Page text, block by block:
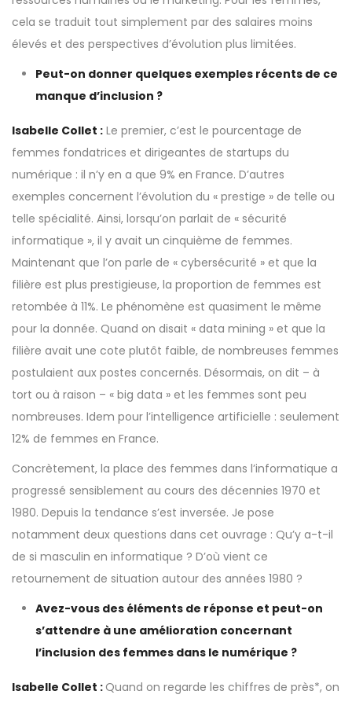
cela se traduit tout simplement par des salaires moins
élevés et des perspectives d’évolution plus limitées.
Peut-on donner quelques exemples récents de ce
manque d’inclusion ?
Isabelle Collet : Le premier, c’est le pourcentage de
femmes fondatrices et dirigeantes de startups du
numérique : il n’y en a que 9% en France. D’autres
exemples concernent l’évolution du « prestige » de telle ou
telle spécialité. Ainsi, lorsqu’on parlait de « sécurité
informatique », il y avait un cinquième de femmes.
Maintenant que l’on parle de « cybersécurité » et que la
filière est plus prestigieuse, la proportion de femmes est
retombée à 11%. Le phénomène est quasiment le même
pour la donnée. Quand on disait « data mining » et que la
filière avait une cote plutôt faible, de nombreuses femmes
postulaient aux postes concernés. Désormais, on dit – à
tort ou à raison – « big data » et les femmes sont peu
nombreuses. Idem pour l’intelligence artificielle : seulement
12% de femmes en France.
Concrètement, la place des femmes dans l’informatique a
progressé sensiblement au cours des décennies 1970 et
1980. Depuis la tendance s’est inversée. Je pose
notamment deux questions dans cet ouvrage : Qu’y a-t-il
de si masculin en informatique ? D’où vient ce
retournement de situation autour des années 1980 ?
Avez-vous des éléments de réponse et peut-on
s’attendre à une amélioration concernant
l’inclusion des femmes dans le numérique ?
Isabelle Collet : Quand on regarde les chiffres de près*, on